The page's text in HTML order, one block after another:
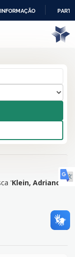
'
Klein, Adriano
'Klein, Adriano